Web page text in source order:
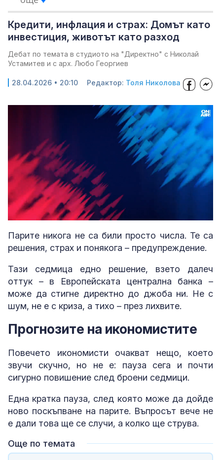
Кредити, инфлация и страх: Домът като
инвестиция, животът като разход
Дебат по темата в студиото на "Директно" с Николай
Устамитев и с арх. Любо Георгиев
28.04.2026 • 20:10 Редактор: Толя Николова
Unmute Loaded:
2.51%
Парите никога не са били просто числа. Те са
решения, страх и понякога – предупреждение.
Тази седмица едно решение, взето далеч
оттук – в Европейската централна банка –
може да стигне директно до джоба ни. Не с
шум, не е с криза, а тихо – през лихвите.
Прогнозите на икономистите
Повечето икономисти очакват нещо, което
звучи скучно, но не е: пауза сега и почти
сигурно повишение след броени седмици.
Една кратка пауза, след която може да дойде
ново поскъпване на парите. Въпросът вече не
е дали това ще се случи, а колко ще струва.
Още по темата